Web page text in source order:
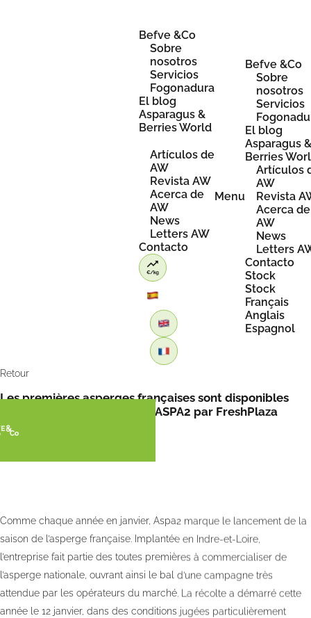
Befve &Co
Sobre
nosotros
Servicios
Fogonadura
El blog
Asparagus &
Berries World
Artículos de
AW
Revista AW
Acerca de
AW
News
Letters AW
Contacto
Menu
Befve &Co
Sobre
nosotros
Servicios
El blog
Asparagus
Berries
Artículos
AW
Revista
Acerca de
AW
News
Letters
Contacto
Stock
Stock
Français
Anglais
Espagnol
Retour
Les premières asperges françaises sont disponibles
chez Jacques Guironnet de ASPA2 par FreshPlaza
Comme chaque année en janvier, Aspa2 marque le lancement de la
saison de l’asperge française. Implantée en Indre-et-Loire,
l’entreprise fait partie des toutes premières à commercialiser de
l’asperge nationale, ouvrant ainsi le bal d’une campagne très
attendue par les opérateurs du marché. La récolte a démarré cette
année le 12 janvier, dans des conditions jugées particulièrement